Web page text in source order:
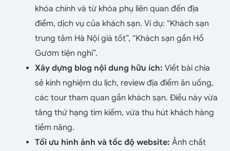
khóa chính và từ khóa phụ liên quan đến địa
điểm, dịch vụ của khách sạn. Ví dụ: “Khách sạn
trung tâm Hà Nội giá tốt”, “Khách sạn gần Hồ
Gươm tiện nghi”.
Xây dựng blog nội dung hữu ích: Viết bài chia
sẻ kinh nghiệm du lịch, review địa điểm ăn uống,
các tour tham quan gần khách sạn. Điều này vừa
tăng thứ hạng tìm kiếm, vừa thu hút khách hàng
tiềm năng.
Tối ưu hình ảnh và tốc độ website: Ảnh chất